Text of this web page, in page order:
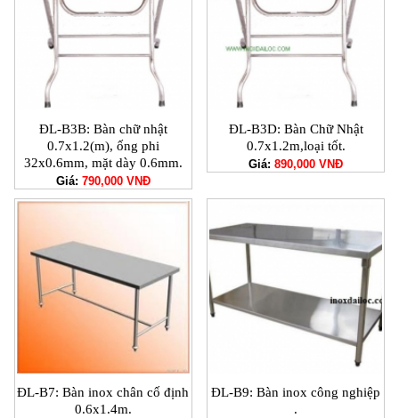
ĐL-B3B: Bàn chữ nhật
0.7x1.2(m), ống phi
32x0.6mm, mặt dày 0.6mm.
Giá: 790,000 VNĐ
ĐL-B3D: Bàn Chữ Nhật
0.7x1.2m,loại tốt.
Giá:890,000 VNĐ
ĐL-B7: Bàn inox chân cố định
0.6x1.4m.
ĐL-B9: Bàn inox công nghiệp
.